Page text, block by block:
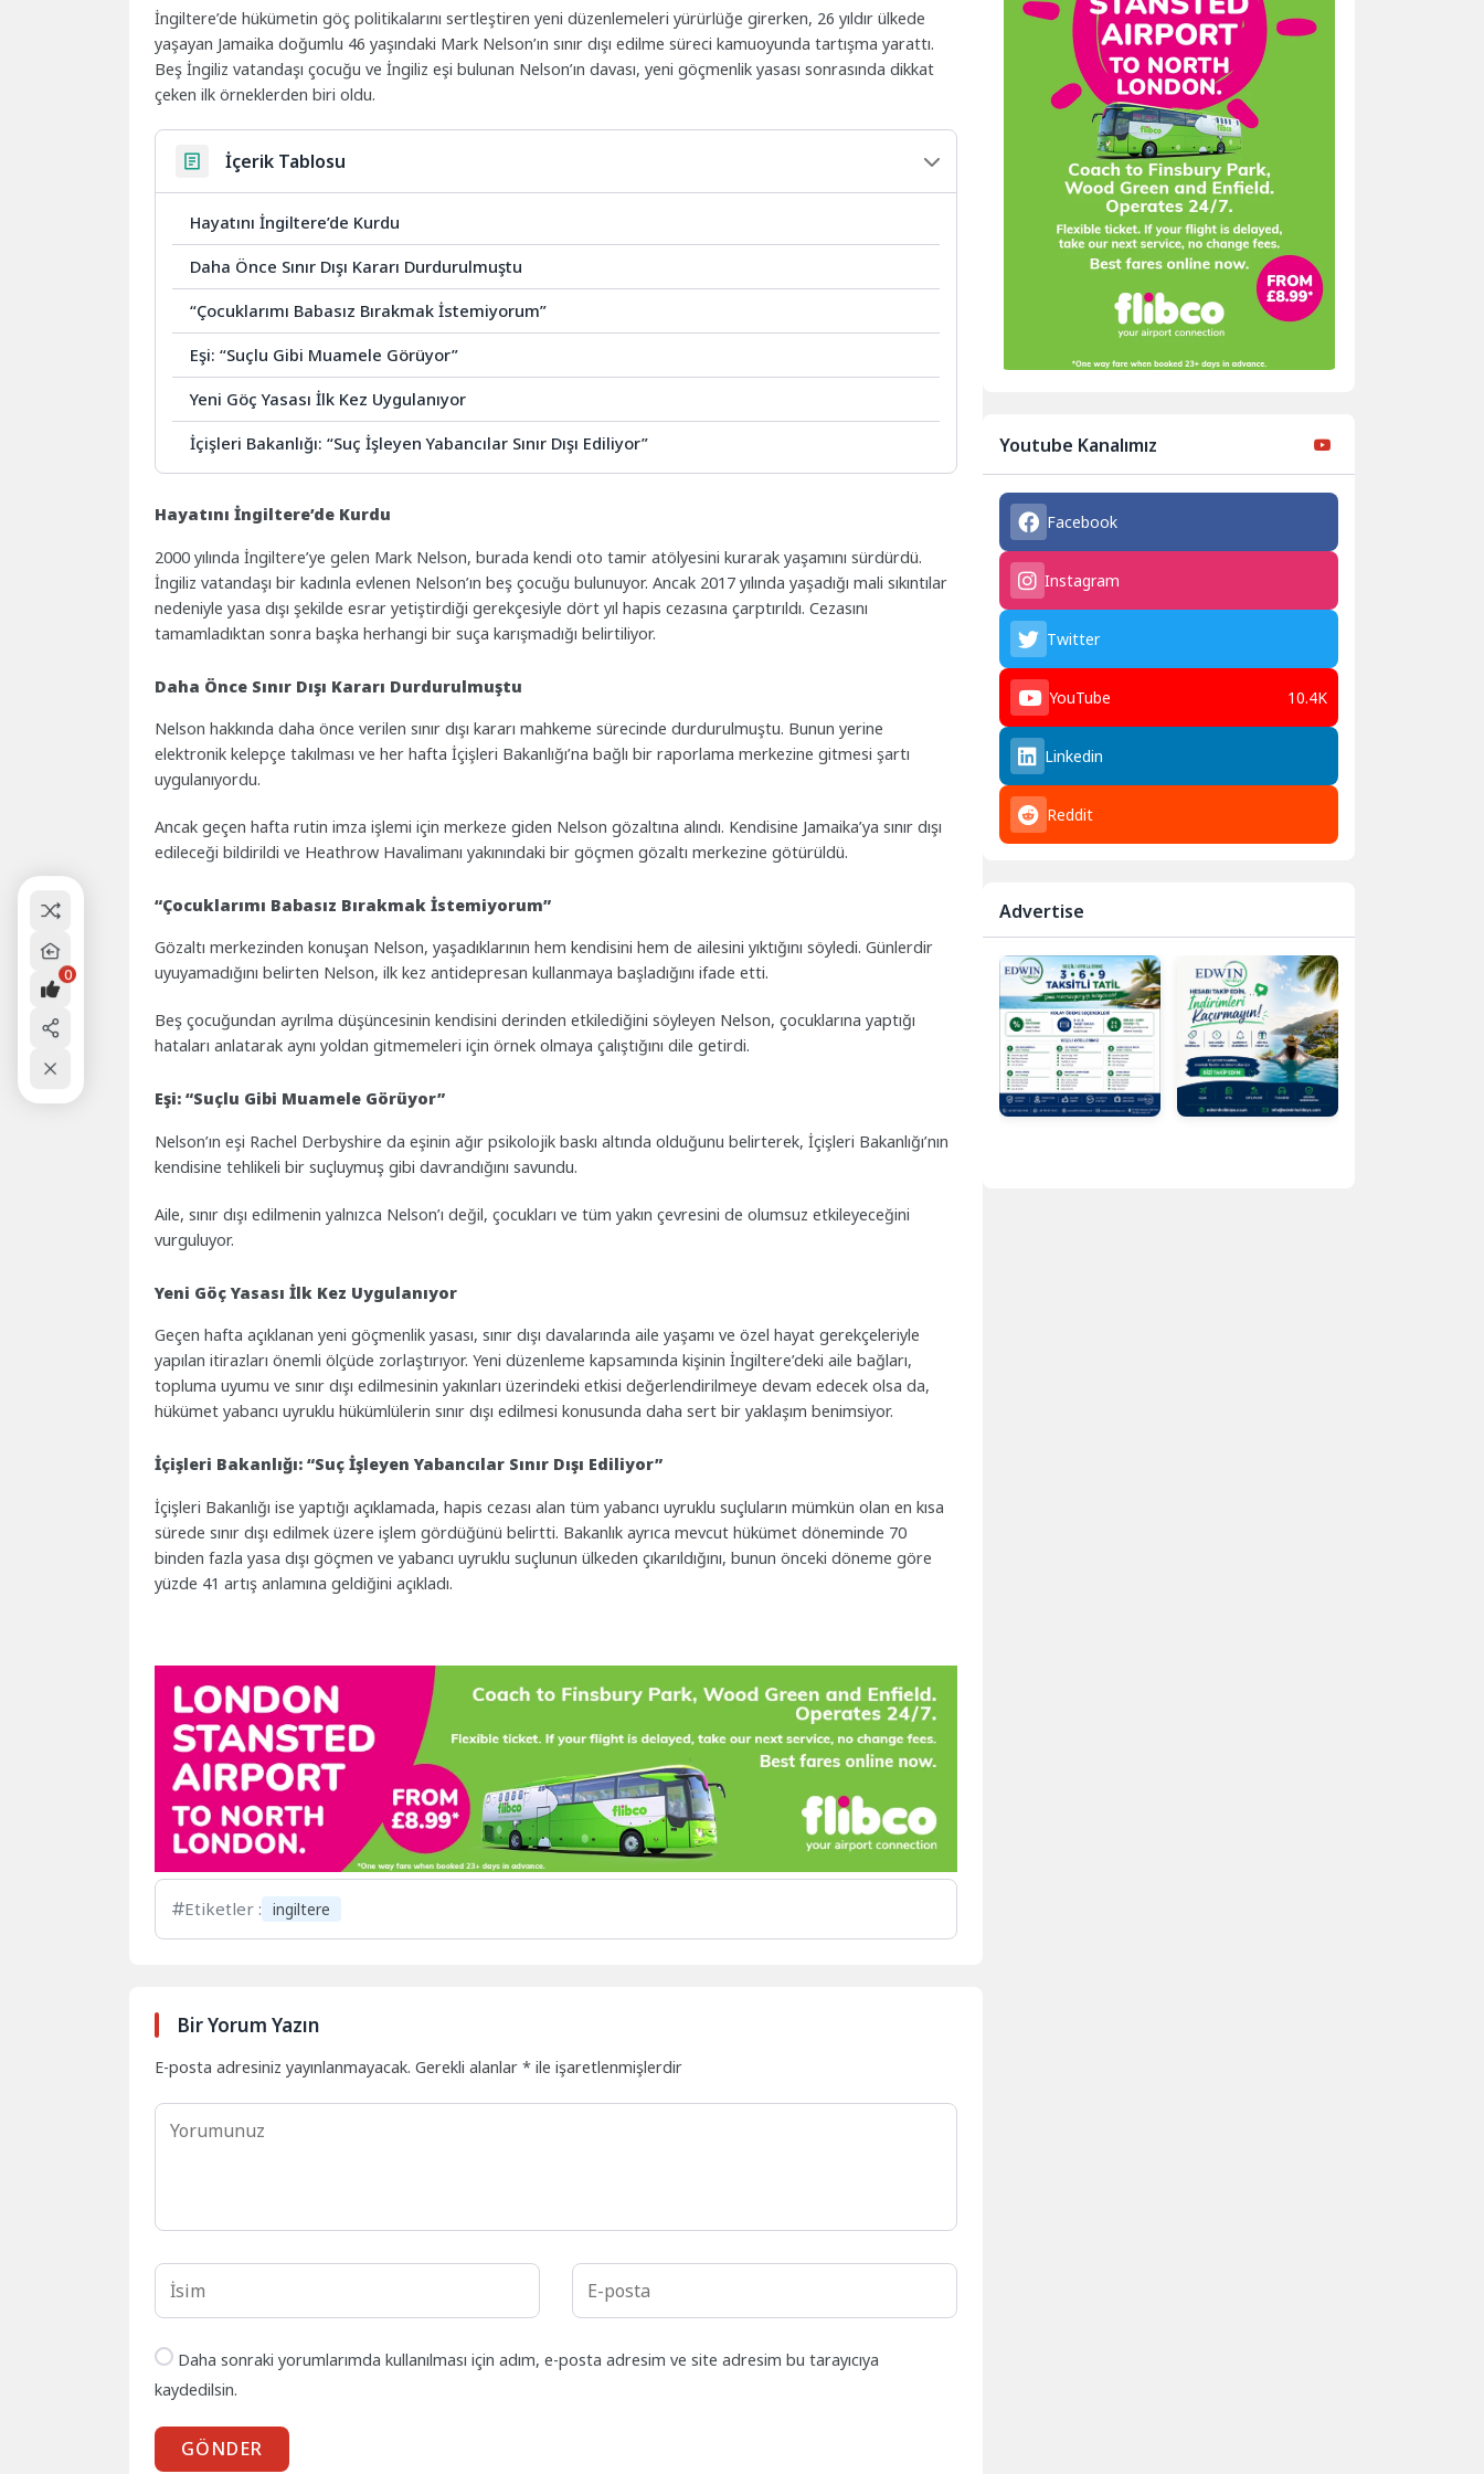
İngiltere’de hükümetin göç politikalarını sertleştiren yeni düzenlemeleri yürürlüğe girerken, 26 yıldır ülkede
yaşayan Jamaika doğumlu 46 yaşındaki Mark Nelson’ın sınır dışı edilme süreci kamuoyunda tartışma yarattı.
Beş İngiliz vatandaşı çocuğu ve İngiliz eşi bulunan Nelson’ın davası, yeni göçmenlik yasası sonrasında dikkat
çeken ilk örneklerden biri oldu.
İçerik Tablosu
Hayatını İngiltere’de Kurdu
Daha Önce Sınır Dışı Kararı Durdurulmuştu
“Çocuklarımı Babasız Bırakmak İstemiyorum”
Eşi: “Suçlu Gibi Muamele Görüyor”
Yeni Göç Yasası İlk Kez Uygulanıyor
İçişleri Bakanlığı: “Suç İşleyen Yabancılar Sınır Dışı Ediliyor”
Hayatını İngiltere’de Kurdu
2000 yılında İngiltere’ye gelen Mark Nelson, burada kendi oto tamir atölyesini kurarak yaşamını sürdürdü.
İngiliz vatandaşı bir kadınla evlenen Nelson’ın beş çocuğu bulunuyor. Ancak 2017 yılında yaşadığı mali sıkıntılar
nedeniyle yasa dışı şekilde esrar yetiştirdiği gerekçesiyle dört yıl hapis cezasına çarptırıldı. Cezasını
tamamladıktan sonra başka herhangi bir suça karışmadığı belirtiliyor.
Daha Önce Sınır Dışı Kararı Durdurulmuştu
Nelson hakkında daha önce verilen sınır dışı kararı mahkeme sürecinde durdurulmuştu. Bunun yerine
elektronik kelepçe takılması ve her hafta İçişleri Bakanlığı’na bağlı bir raporlama merkezine gitmesi şartı
uygulanıyordu.
Ancak geçen hafta rutin imza işlemi için merkeze giden Nelson gözaltına alındı. Kendisine Jamaika’ya sınır dışı
edileceği bildirildi ve Heathrow Havalimanı yakınındaki bir göçmen gözaltı merkezine götürüldü.
“Çocuklarımı Babasız Bırakmak İstemiyorum”
Gözaltı merkezinden konuşan Nelson, yaşadıklarının hem kendisini hem de ailesini yıktığını söyledi. Günlerdir
uyuyamadığını belirten Nelson, ilk kez antidepresan kullanmaya başladığını ifade etti.
Beş çocuğundan ayrılma düşüncesinin kendisini derinden etkilediğini söyleyen Nelson, çocuklarına yaptığı
hataları anlatarak aynı yoldan gitmemeleri için örnek olmaya çalıştığını dile getirdi.
Eşi: “Suçlu Gibi Muamele Görüyor”
Nelson’ın eşi Rachel Derbyshire da eşinin ağır psikolojik baskı altında olduğunu belirterek, İçişleri Bakanlığı’nın
kendisine tehlikeli bir suçluymuş gibi davrandığını savundu.
Aile, sınır dışı edilmenin yalnızca Nelson’ı değil, çocukları ve tüm yakın çevresini de olumsuz etkileyeceğini
vurguluyor.
Yeni Göç Yasası İlk Kez Uygulanıyor
Geçen hafta açıklanan yeni göçmenlik yasası, sınır dışı davalarında aile yaşamı ve özel hayat gerekçeleriyle
yapılan itirazları önemli ölçüde zorlaştırıyor. Yeni düzenleme kapsamında kişinin İngiltere’deki aile bağları,
topluma uyumu ve sınır dışı edilmesinin yakınları üzerindeki etkisi değerlendirilmeye devam edecek olsa da,
hükümet yabancı uyruklu hükümlülerin sınır dışı edilmesi konusunda daha sert bir yaklaşım benimsiyor.
İçişleri Bakanlığı: “Suç İşleyen Yabancılar Sınır Dışı Ediliyor”
İçişleri Bakanlığı ise yaptığı açıklamada, hapis cezası alan tüm yabancı uyruklu suçluların mümkün olan en kısa
sürede sınır dışı edilmek üzere işlem gördüğünü belirtti. Bakanlık ayrıca mevcut hükümet döneminde 70
binden fazla yasa dışı göçmen ve yabancı uyruklu suçlunun ülkeden çıkarıldığını, bunun önceki döneme göre
yüzde 41 artış anlamına geldiğini açıkladı.
Etiketler : ingiltere
Bir Yorum Yazın
E-posta adresiniz yayınlanmayacak. Gerekli alanlar* ile işaretlenmişlerdir
Daha sonraki yorumlarımda kullanılması için adım, e-posta adresim ve site adresim bu tarayıcıya
kaydedilsin.
GÖNDER
Youtube Kanalımız
Facebook
Instagram
Twitter
YouTube 10.4K
Linkedin
Reddit
Advertise
0